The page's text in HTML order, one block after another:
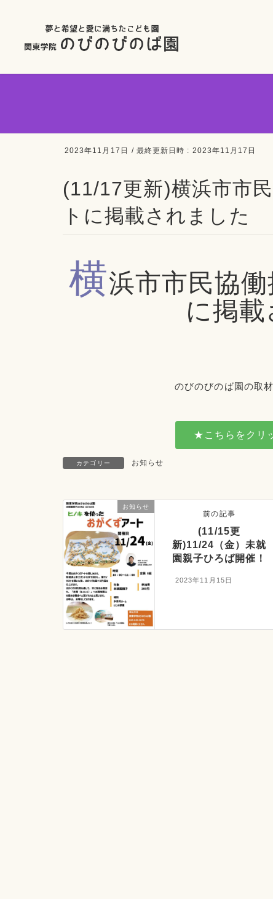
2023年11月17日 / 最終更新日時 : 2023年11月17日
(11/17更新)横浜市市
トに掲載されました
横浜市市民協
に掲
のびのびのば園の取
★こちらをクリ
カテゴリー お知らせ
お知らせ
前の記事
(11/15更
新)11/24（金）未就
園親子ひろば開催！
2023年11月15日